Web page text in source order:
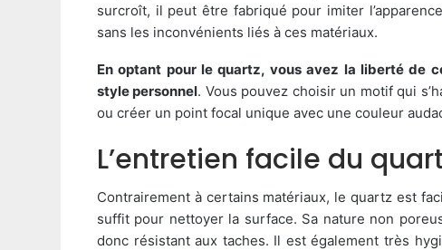
surcroît, il peut être fabriqué pour imiter
sans les inconvénients liés à ces matériaux.
En optant pour le quartz, vous avez la liberté de
style personnel. Vous pouvez choisir un motif qui
ou créer un point focal unique avec une couleur
L’entretien facile du
Contrairement à certains matériaux, le quartz est
suffit pour nettoyer la surface. Sa nature non
donc résistant aux taches. Il est également très